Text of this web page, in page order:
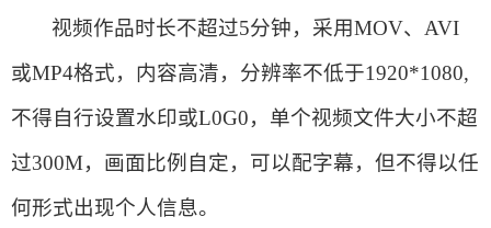
视频作品时长不超过5分钟，采用MOV、AVI
或MP4格式，内容高清，分辨率不低于1920*1080,
不得自行设置水印或L0G0，单个视频文件大小不超
过300M，画面比例自定，可以配字幕，但不得以任
何形式出现个人信息。